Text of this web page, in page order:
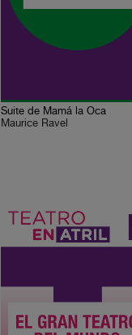
Suite de Mamá la Oca
Maurice Ravel